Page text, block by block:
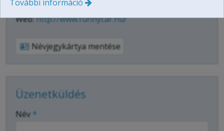
E-mail: info@funnycar.hu
Web:http://www.funnycar.hu/
Névjegykártya mentése
Üzenetküldés
-
Név *
További információ